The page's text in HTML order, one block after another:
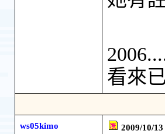
看來
ws05kimo 2009/10/